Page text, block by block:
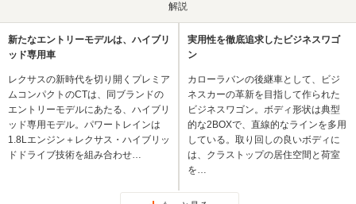
解説
新たなエントリーモデルは、ハイブリ
ッド専用車
レクサスの新時代を切り開くプレミア
ムコンパクトのCTは、同ブランドの
エントリーモデルにあたる、ハイブリ
ッド専用モデル。パワートレインは
1.8Lエンジン＋レクサス・ハイブリッ
ドドライブ技術を組み合わせ…
実用性を徹底追求したビジネスワゴ
ン
カローラバンの後継車として、ビジ
ネスカーの革新を目指して作られた
ビジネスワゴン。ボディ形状は典型
的な2BOXで、直線的なラインを多用
している。取り回しの良いボディに
は、クラストップの居住空間と荷室
を…